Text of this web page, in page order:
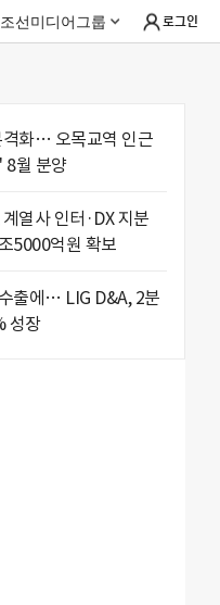
조선미디어그룹 로그인